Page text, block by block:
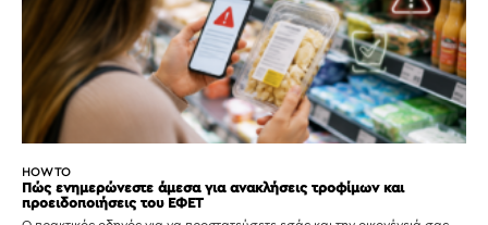
HOW TO
Πώς ενημερώνεστε άμεσα για ανακλήσεις τροφίμων και
προειδοποιήσεις του ΕΦΕΤ